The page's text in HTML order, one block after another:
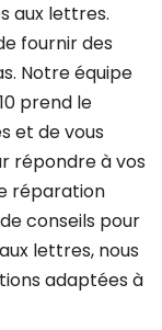
aux lettres.
fournir des
Notre équipe
prend le
et de vous
répondre à vos
réparation
conseils pour
lettres, nous
adaptées à